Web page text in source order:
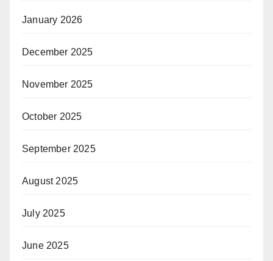
January 2026
December 2025
November 2025
October 2025
September 2025
August 2025
July 2025
June 2025